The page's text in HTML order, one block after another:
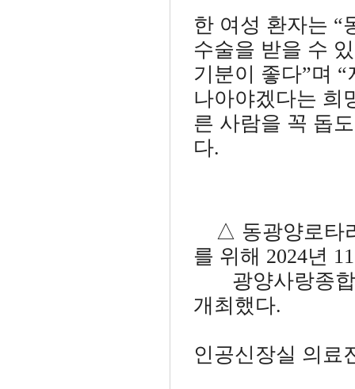
한 여성 환자는 “
수술을 받을 수
기분이 좋다”며
나아야겠다는 희
른 사람을 꼭 돕
다.
△ 동광양로타
를 위해 2024년
광양사랑종합
개최했다.
인공신장실 의료